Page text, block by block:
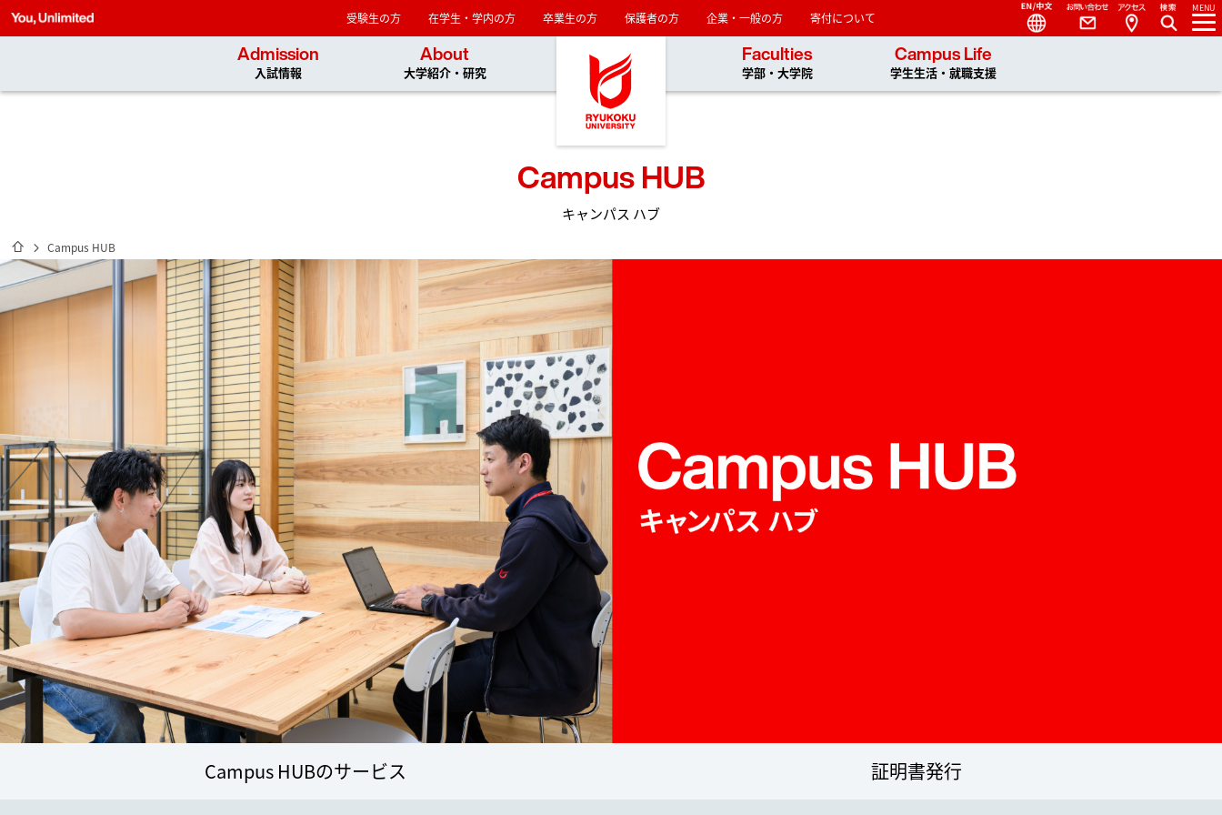
龍谷大学 You, Unlimited
受験生の方 在学生・学内の方 卒業生の方 保護者の方 企業・一般の方 寄付について
Admission
入試情報
About
大学紹介・研究
Faculties
学部・大学院
Campus Life
学生生活・就職支援
MENU
Access
Contact
Language
Campus HUB
キャンパス ハブ
ホーム
Campus HUB
Campus HUBのサービス 証明書発行